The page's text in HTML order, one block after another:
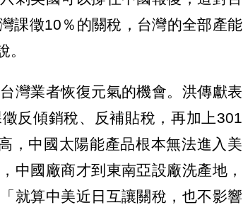
課徵10％的關稅，台灣的全部產能
。
灣業者恢復元氣的機會。洪傳獻表
反傾銷稅、反補貼稅，再加上301
，中國太陽能產品根本無法進入美
中國廠商才到東南亞設廠洗產地，
就算中美近日互讓關稅，也不影響